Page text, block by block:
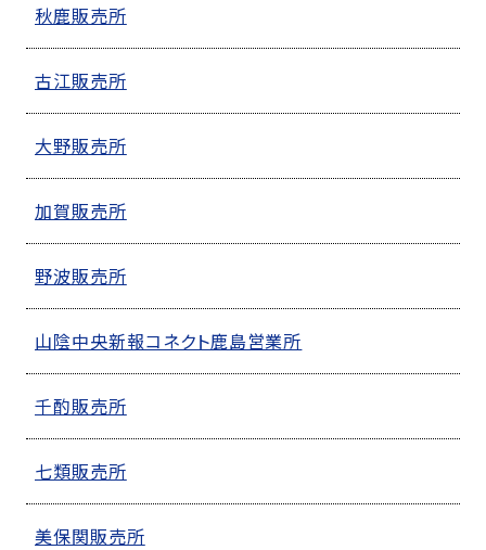
秋鹿販売所
古江販売所
大野販売所
加賀販売所
野波販売所
山陰中央新報コネクト鹿島営業所
千酌販売所
七類販売所
美保関販売所